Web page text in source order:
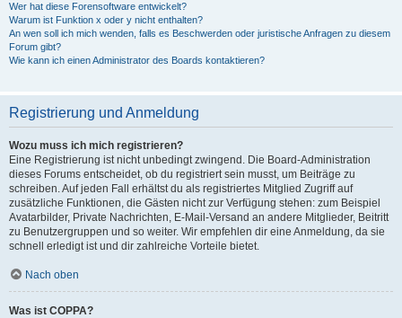
Wer hat diese Forensoftware entwickelt?
Warum ist Funktion x oder y nicht enthalten?
An wen soll ich mich wenden, falls es Beschwerden oder juristische Anfragen zu diesem
Forum gibt?
Wie kann ich einen Administrator des Boards kontaktieren?
Registrierung und Anmeldung
Wozu muss ich mich registrieren?
Eine Registrierung ist nicht unbedingt zwingend. Die Board-Administration
dieses Forums entscheidet, ob du registriert sein musst, um Beiträge zu
schreiben. Auf jeden Fall erhältst du als registriertes Mitglied Zugriff auf
zusätzliche Funktionen, die Gästen nicht zur Verfügung stehen: zum Beispiel
Avatarbilder, Private Nachrichten, E-Mail-Versand an andere Mitglieder, Beitritt
zu Benutzergruppen und so weiter. Wir empfehlen dir eine Anmeldung, da sie
schnell erledigt ist und dir zahlreiche Vorteile bietet.
Nach oben
Was ist COPPA?